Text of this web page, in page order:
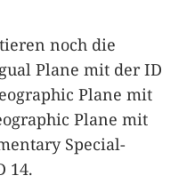
noch die
Plane mit der ID
Plane mit
Plane mit
Special-
14.